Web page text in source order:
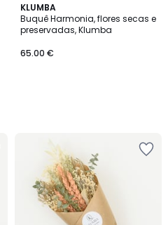
KLUMBA
Buquê Harmonia, flores secas e
preservadas, Klumba
65.00 €